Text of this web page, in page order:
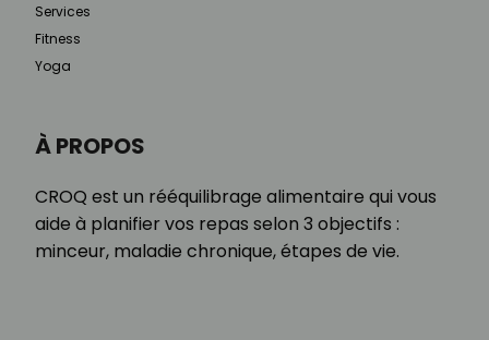
À PROPOS
CROQ est un rééquilibrage alimentaire qui vous
aide à planifier vos repas selon 3 objectifs :
minceur, maladie chronique, étapes de vie.
Services
Fitness
Yoga